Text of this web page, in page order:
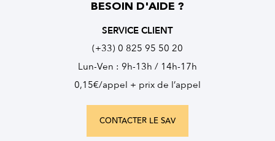
BESOIN D'AIDE ?
SERVICE CLIENT
(+33) 0 825 95 50 20
Lun-Ven : 9h-13h / 14h-17h
0,15€/appel + prix de l’appel
CONTACTER LE SAV